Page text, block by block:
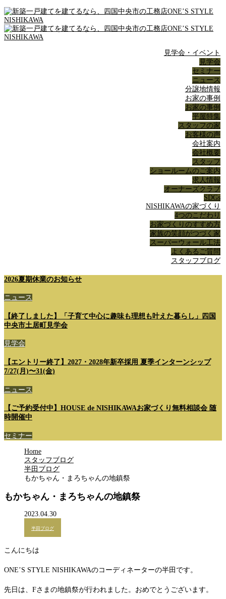
見学会・イベント
見学会
セミナー
ニュース
分譲地情報
お家の事例
お家の事例
平屋特集
スタッフの家
お客様の声
会社案内
会社概要
スタッフ
ショールームのご案内
求人情報
オーナーズクラブ
SDGs
NISHIKAWAの家づくり
4つのこだわり
お家づくりのすすめ方
家族の笑顔がつづく家
スーパーウォール工法
よくあるご質問
スタッフブログ
2026夏期休業のお知らせ
ニュース
【終了しました】「子育て中心に趣味も理想も叶えた暮らし」四国
中央市土居町見学会
見学会
【エントリー終了】2027・2028年新卒採用 夏季インターンシップ
7/27(月)〜31(金)
ニュース
【ご予約受付中】HOUSE de NISHIKAWAお家づくり無料相談会 随
時開催中
セミナー
Home
スタッフブログ
半田ブログ
もかちゃん・まろちゃんの地鎮祭
もかちゃん・まろちゃんの地鎮祭
2023.04.30
半田ブログ
こんにちは
ONE’S STYLE NISHIKAWAのコーディネーターの半田です。
先日は、Fさまの地鎮祭が行われました。おめでとうございます。